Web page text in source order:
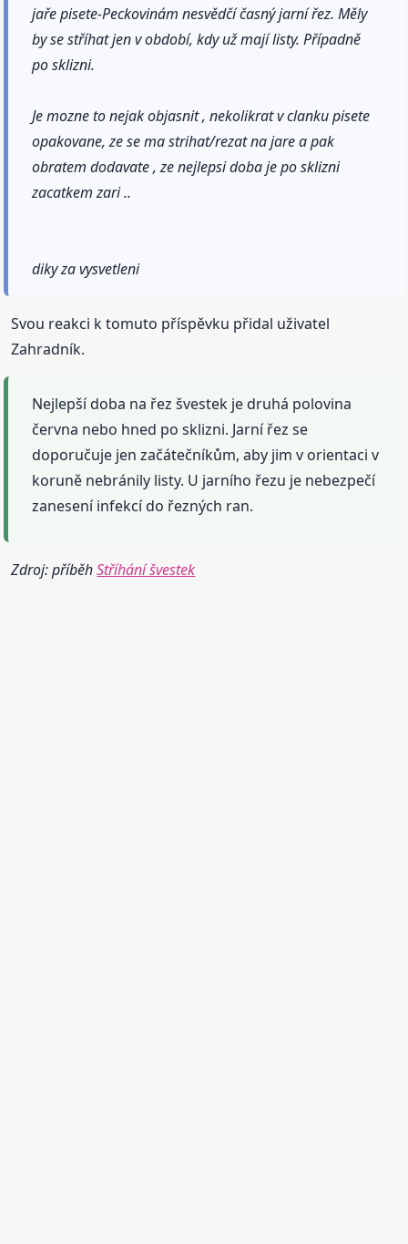
jaře pisete-Peckovinám nesvědčí časný jarní řez. Měly
by se stříhat jen v období, kdy už mají listy. Případně
po sklizni.
Je mozne to nejak objasnit , nekolikrat v clanku pisete
opakovane, ze se ma strihat/rezat na jare a pak
obratem dodavate , ze nejlepsi doba je po sklizni
zacatkem zari ..
diky za vysvetleni
Svou reakci k tomuto příspěvku přidal uživatel
Zahradník.
Nejlepší doba na řez švestek je druhá polovina
června nebo hned po sklizni. Jarní řez se
doporučuje jen začátečníkům, aby jim v orientaci v
koruně nebránily listy. U jarního řezu je nebezpečí
zanesení infekcí do řezných ran.
Zdroj: příběhStříhání švestek